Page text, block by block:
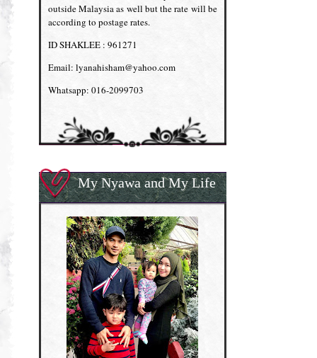
outside Malaysia as well but the rate will be
according to postage rates.
ID SHAKLEE : 961271
Email: lyanahisham@yahoo.com
Whatsapp: 016-2099703
My Nyawa and My Life